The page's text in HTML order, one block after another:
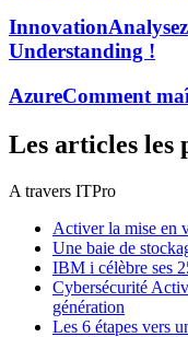
Innovation
Understanding !
AzureComment
Les articles les
A travers ITPro
Activer la mise en
Une baie de
IBM i célèbre ses
Cybersécurité
génération
Les 6 étapes vers